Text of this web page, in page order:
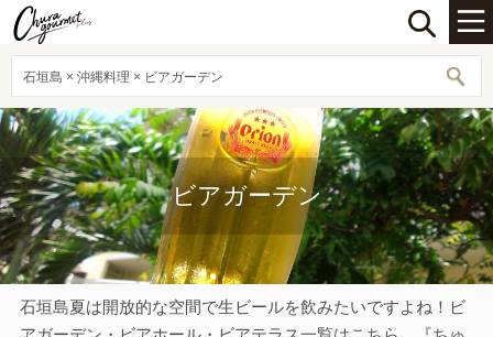
石垣島 × 沖縄料理 × ビアガーデン
ビアガーデン
石垣島夏は開放的な空間で生ビールを飲みたいですよね！ビ